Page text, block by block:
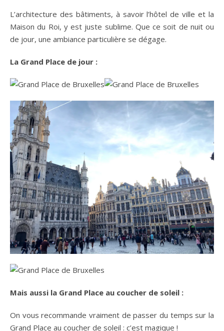
L’architecture des bâtiments, à savoir l’hôtel de ville et la
Maison du Roi, y est juste sublime. Que ce soit de nuit ou
de jour, une ambiance particulière se dégage.
La Grand Place de jour :
Mais aussi la Grand Place au coucher de soleil :
On vous recommande vraiment de passer du temps sur la
Grand Place au coucher de soleil : c’est magique !